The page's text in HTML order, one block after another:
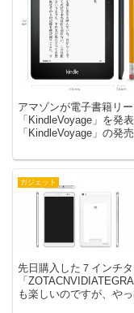
アマゾンが電子書籍リ
「KindleVoyage」を発
「KindleVoyage」の発
ガジェット
先日購入した７インチ
「
も楽しいのですが、や